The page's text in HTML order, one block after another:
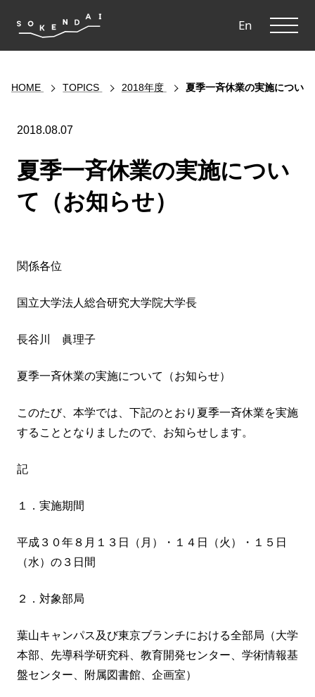
En
HOME TOPICS 2018年度 夏季一斉休業の実施につい
2018.08.07
夏季一斉休業の実施につい
て（お知らせ）
関係各位
国立大学法人総合研究大学院大学長
長谷川 眞理子
夏季一斉休業の実施について（お知らせ）
このたび、本学では、下記のとおり夏季一斉休業を実施
することとなりましたので、お知らせします。
記
１．実施期間
平成３０年８月１３日（月）・１４日（火）・１５日
（水）の３日間
２．対象部局
葉山キャンパス及び東京ブランチにおける全部局（大学
本部、先導科学研究科、教育開発センター、学術情報基
盤センター、附属図書館、企画室）